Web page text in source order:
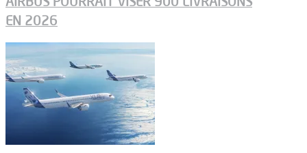
EN 2026